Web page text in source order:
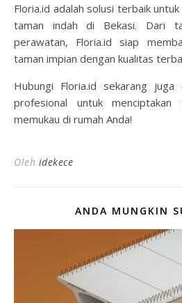
Floria.id adalah solusi terbaik
taman indah di Bekasi. Dari
perawatan, Floria.id siap
taman impian dengan kualitas
Hubungi Floria.id sekarang
profesional untuk
memukau di rumah Anda!
Oleh idekece
ANDA MUNGKIN